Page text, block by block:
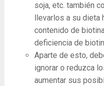
soja, etc. también
llevarlos a su dieta
contenido de
deficiencia de
Aparte de esto,
ignorar o reduzca
aumentar sus